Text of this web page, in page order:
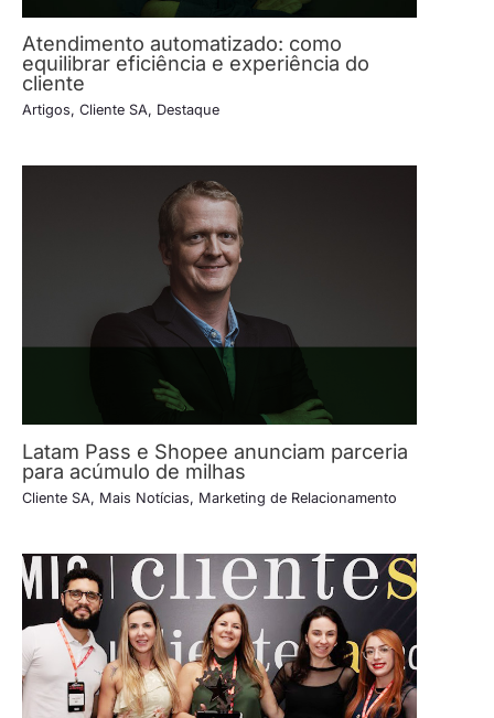
Atendimento automatizado: como
equilibrar eficiência e experiência do
cliente
Artigos, Cliente SA, Destaque
Latam Pass e Shopee anunciam parceria
para acúmulo de milhas
Cliente SA, Mais Notícias, Marketing de Relacionamento